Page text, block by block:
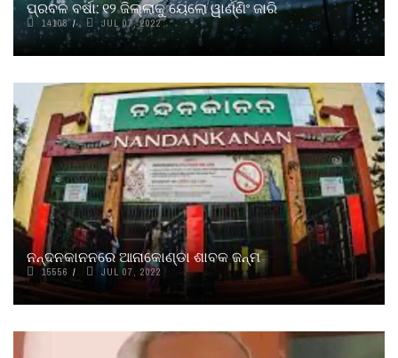
ପ୍ରବଳ ବର୍ଷା: ୧୨ ଜିଲ୍ଲାକୁ ୟେଲୋ ୱାର୍ଣ୍ଣିଂ ଜାରି
14108 JUL 07, 2022
ନନ୍ଦନକାନନରେ ଆନାକୋଣ୍ଡା ଶାବକ ଜନ୍ମ
15556 JUL 07, 2022